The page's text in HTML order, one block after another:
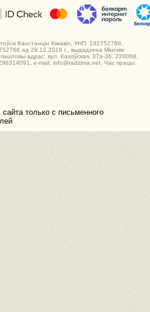
Канстанцін Кімавіч, УНП: 192752768.
ад 29.12.2016 г., выдадзена Мінскім
адрас: вул. Кахоўская, 37а-36, 220068,
e-mail: info@radzima.net. Час працы:
только с письменного